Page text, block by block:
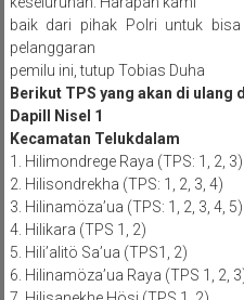
baik dari pihak Polri untuk
pelanggaran
pemilu ini, tutup Tobias Duha
Berikut TPS yang akan di ulang
Dapill Nisel 1
Kecamatan Telukdalam
1. Hilimondrege Raya (TPS: 1, 2, 3)
2. Hilisondrekha (TPS: 1, 2, 3, 4)
3. Hilinamöza’ua (TPS: 1, 2, 3, 4, 5)
4. Hilikara (TPS 1, 2)
5. Hili’alitö Sa’ua (TPS1, 2)
6. Hilinamöza’ua Raya (TPS 1, 2,